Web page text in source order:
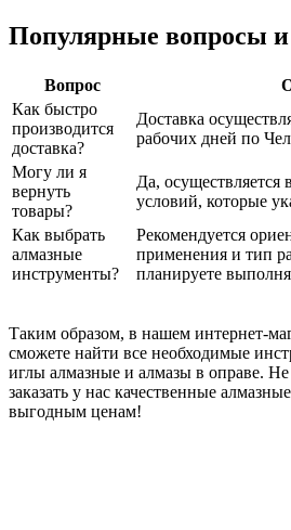
Популярные вопросы
Вопрос
Как быстро
производится
доставка?
Доставка
рабочих дней по
Могу ли я
вернуть
товары?
Да, осуществляется
условий, которые
Как выбрать
алмазные
инструменты?
Рекомендуется
применения и тип
планируете
Таким образом, в нашем интернет-
сможете найти все необходимые
иглы алмазные и алмазы в оправе.
заказать у нас качественные
выгодным ценам!